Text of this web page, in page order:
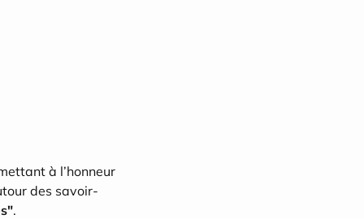
à l’honneur
des savoir-
.